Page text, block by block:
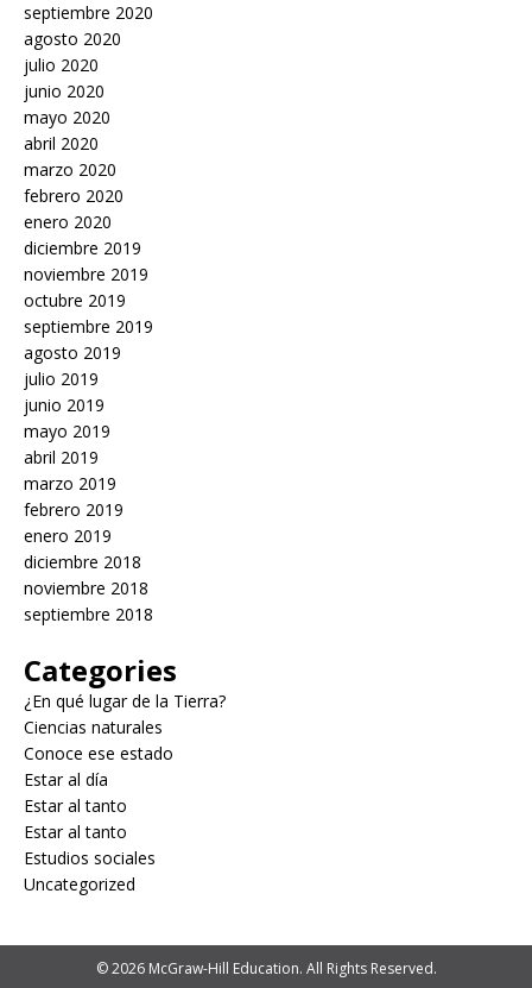
septiembre 2020
agosto 2020
julio 2020
junio 2020
mayo 2020
abril 2020
marzo 2020
febrero 2020
enero 2020
diciembre 2019
noviembre 2019
octubre 2019
septiembre 2019
agosto 2019
julio 2019
junio 2019
mayo 2019
abril 2019
marzo 2019
febrero 2019
enero 2019
diciembre 2018
noviembre 2018
septiembre 2018
Categories
¿En qué lugar de la Tierra?
Ciencias naturales
Conoce ese estado
Estar al día
Estar al tanto
Estar al tanto
Estudios sociales
Uncategorized
© 2026 McGraw-Hill Education. All Rights Reserved.